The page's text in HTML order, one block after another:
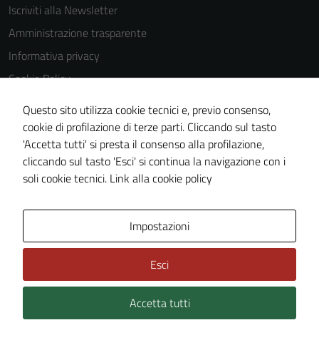
Iscriviti alla Newsletter
Amministrazione trasparente
Informativa privacy
Cookie Policy
Note legali
Dichiarazione di accessibilità
Piano di miglioramento del sito
Technical Design s.r.l.
Questo sito utilizza cookie tecnici e, previo consenso,
cookie di profilazione di terze parti. Cliccando sul tasto
'Accetta tutti' si presta il consenso alla profilazione,
cliccando sul tasto 'Esci' si continua la navigazione con i
soli cookie tecnici. Link alla cookie policy
Impostazioni
Esci
Accetta tutti